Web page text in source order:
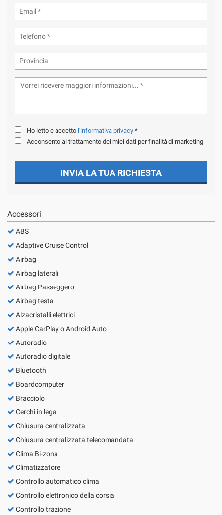
Ho letto e accetto l'informativa privacy *
Acconsento al trattamento dei miei dati per finalità di marketing
INVIA LA TUA RICHIESTA
Accessori
ABS
Adaptive Cruise Control
Airbag
Airbag laterali
Airbag Passeggero
Airbag testa
Alzacristalli elettrici
Apple CarPlay o Android Auto
Autoradio
Autoradio digitale
Bluetooth
Boardcomputer
Bracciolo
Cerchi in lega
Chiusura centralizzata
Chiusura centralizzata telecomandata
Clima Bi-zona
Climatizzatore
Controllo automatico clima
Controllo elettronico della corsia
Controllo trazione
Cookie per il miglioramento dell'esperienza utente
Cookie analitici
Cookie di marketing
cookie
Salva